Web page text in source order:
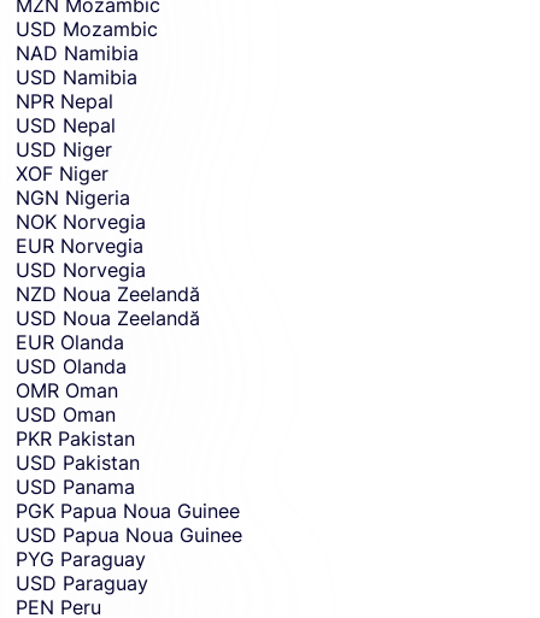
USD Mozambic
NAD Namibia
USD Namibia
NPR Nepal
USD Nepal
USD Niger
XOF Niger
NGN Nigeria
NOK Norvegia
EUR Norvegia
USD Norvegia
NZD Noua Zeelandă
USD Noua Zeelandă
EUR Olanda
USD Olanda
OMR Oman
USD Oman
PKR Pakistan
USD Pakistan
USD Panama
PGK Papua Noua Guinee
USD Papua Noua Guinee
PYG Paraguay
USD Paraguay
PEN Peru